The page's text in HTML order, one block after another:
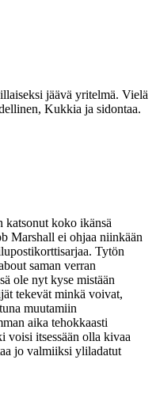
jäävä yritelmä. Vielä
Kukkia ja sidontaa.
katsonut koko ikänsä
Marshall ei ohjaa niinkään
Tytön
saman verran
ole nyt kyse mistään
tekevät minkä voivat,
muutamiin
aika tehokkaasti
voisi itsessään olla kivaa
jo valmiiksi yliladatut